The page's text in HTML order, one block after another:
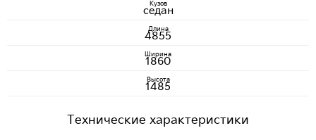
седан
4855
1860
1485
Кузов
Длина
Ширина
Высота
Технические характеристики